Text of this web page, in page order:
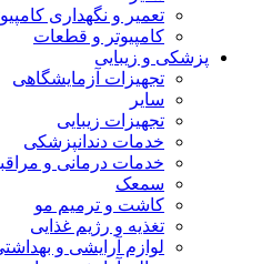
تعمیر و نگهداری
کامپیوتر و قطعات
پزشکی و زیبایی
تجهیزات آزمایشگاهی
سایر
تجهیزات زیبایی
خدمات دندانپزشکی
خدمات درمانی و
سمعک
کاشت و ترمیم مو
تغذیه و رژیم غذایی
لوازم آرایشی و